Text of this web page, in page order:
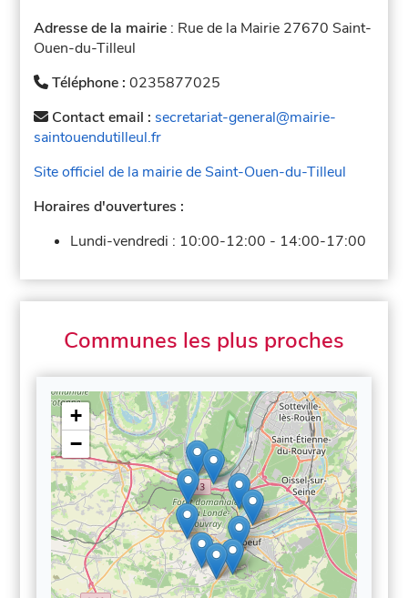
Adresse de la mairie : Rue de la Mairie 27670 Saint-
Ouen-du-Tilleul
Téléphone :0235877025
Contact email : secretariat-general@mairie-
saintouendutilleul.fr
Site officiel de la mairie de Saint-Ouen-du-Tilleul
Horaires d'ouvertures :
Lundi-vendredi : 10:00-12:00 - 14:00-17:00
Communes les plus proches
+
−